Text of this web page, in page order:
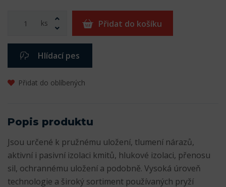
ks Přidat do košíku
Hlídací pes
Přidat do oblíbených
Popis produktu
Jsou určené k pružnému uložení, tlumení nárazů,
aktivní i pasivní izolaci kmitů, hlukové izolaci, přenosu
sil, ochrannému uložení a podobně. Vysoká úroveň
technologie a široký sortiment používaných pryží